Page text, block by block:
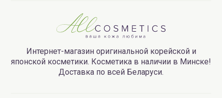
Интернет-магазин оригинальной корейской и
японской косметики. Косметика в наличии в Минске!
Доставка по всей Беларуси.